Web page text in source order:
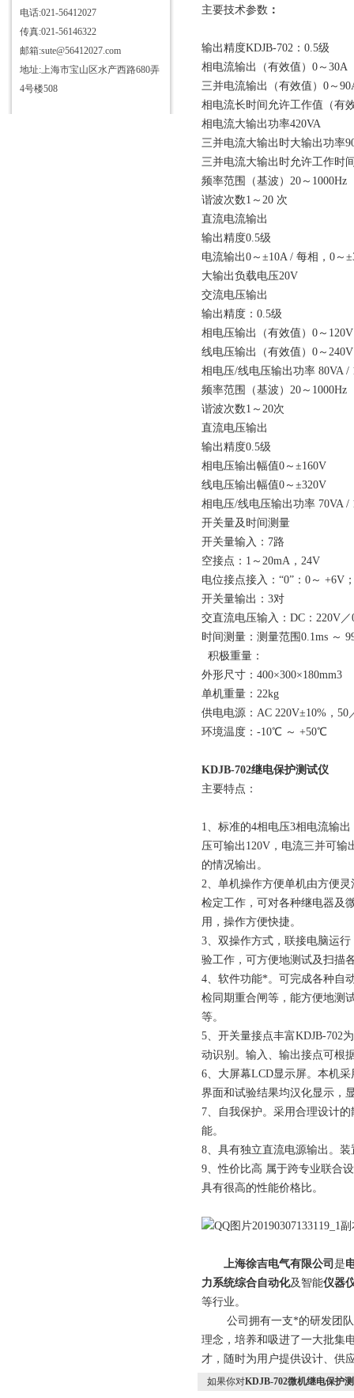
电话:021-56412027
传真:021-56146322
邮箱:sute@56412027.com
地址:上海市宝山区水产西路680弄
4号楼508
主要技术参数 ：
输出精度KDJB-702：0.5级
相电流输出（有效值）0～30A
三并电流输出（有效值）0～
相电流长时间允许工作值（有
相电流大输出功率420VA
三并电流大输出时大输出功率
三并电流大输出时允许工作时
频率范围（基波）20～1000Hz
谐波次数1～20 次
直流电流输出
输出精度0.5级
电流输出0～±10A / 每相，0～
大输出负载电压20V
交流电压输出
输出精度：0.5级
相电压输出（有效值）0～120V
线电压输出（有效值）0～240V
相电压/线电压输出功率 80VA /
频率范围（基波）20～1000Hz
谐波次数1～20次
直流电压输出
输出精度0.5级
相电压输出幅值0～±160V
线电压输出幅值0～±320V
相电压/线电压输出功率 70VA /
开关量及时间测量
开关量输入：7路
空接点：1～20mA，24V
电位接点接入：“0”：0～ +6V
开关量输出：3对
交直流电压输入：DC：220V
时间测量：测量范围0.1ms ～
积极重量：
外形尺寸：400×300×180mm3
单机重量：22kg
供电电源：AC 220V±10%，50
环境温度：-10℃ ～ +50℃
KDJB-702继电保护测试仪
主要特点：
1、标准的4相电压3相电流输
压可输出120V，电流三并可输
的情况输出。
2、单机操作方便单机由方便
检定工作，可对各种继电器及
用，操作方便快捷。
3、双操作方式，联接电脑运
验工作，可方便地测试及扫描
4、软件功能*。可完成各种自
检同期重合闸等，能方便地测
等。
5、开关量接点丰富KDJB-702
动识别。输入、输出接点可根
6、大屏幕LCD显示屏。本机
界面和试验结果均汉化显示，
7、自我保护。采用合理设计
能。
8、具有独立直流电源输出。
9、性价比高 属于跨专业联合
具有很高的性能价格比。
上海徐吉电气有限公司 是
力系统综合自动化及智能仪器
等行业。
公司拥有一支*的研发团队
理念，培养和吸进了一大批集
才，随时为用户提供设计、供
如果你对KDJB-702微机继电保护